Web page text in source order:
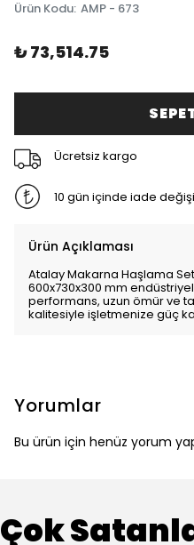
Ürün Kodu: AMP - 673
₺ 73,514.75
Ücretsiz kargo
10 gün içinde iade
Ürün Açıklaması
Atalay Makarna Haşlama
600x730x300 mm
performans, uzun ömür ve
kalitesiyle işletmenize güç
Yorumlar
Bu ürün için henüz yorum
Çok